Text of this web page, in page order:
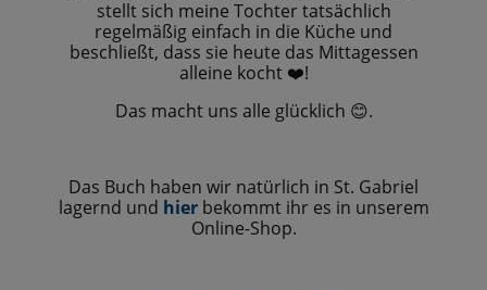
stellt sich meine Tochter tatsächlich
regelmäßig einfach in die Küche und
beschließt, dass sie heute das Mittagessen
alleine kocht ❤️!
Das macht uns alle glücklich 😊.
Das Buch haben wir natürlich in St. Gabriel
lagernd und hierbekommt ihr es in unserem
Online-Shop.